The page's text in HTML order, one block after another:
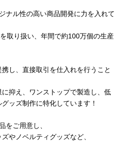
ナル性の高い商品開発に力を入れて
取り扱い、年間で約100万個の生産
し、直接取引を仕入れを行うこと
抑え、ワンストップで製造し、低
ッズ制作に特化しています！
をご用意し、
やノベルティグッズなど、